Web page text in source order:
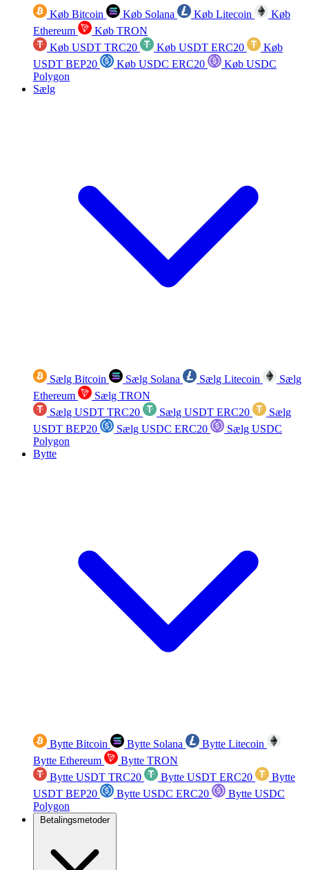
Køb Bitcoin Køb Solana Køb Litecoin
Køb
Ethereum
Køb TRON
Køb USDT TRC20
Køb USDT ERC20
Køb
USDT BEP20
Køb USDC ERC20
Køb USDC
Polygon
Sælg
Sælg Bitcoin Sælg Solana Sælg Litecoin
Sælg
Ethereum
Sælg TRON
Sælg USDT TRC20
Sælg USDT ERC20
Sælg
USDT BEP20
Sælg USDC ERC20
Sælg USDC
Polygon
Bytte
Bytte Bitcoin Bytte Solana
Bytte Litecoin
Bytte Ethereum
Bytte TRON
Bytte USDT TRC20
Bytte USDT ERC20
Bytte
USDT BEP20
Bytte USDC ERC20
Bytte USDC
Polygon
Betalingsmetoder